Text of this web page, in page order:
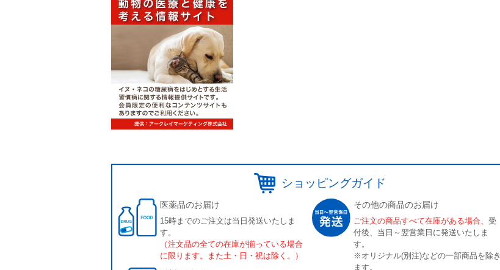
ショッピングガイド
医薬品のお届け
15時までのご注文は当日発送いたしま
す。
（注文品の全ての在庫が揃っている場合
に限ります。また土・日・祝は除く。）
その他の商品のお届け
ご注文の商品すべて在庫がある場合、 受
付後、当日～翌営業日に発送いたしま
す。
※オリジナル(別注)などの一部商品を除き
ます。